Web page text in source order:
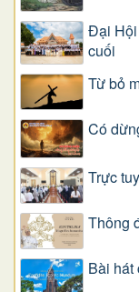
Đại Hội
cuối
Từ bỏ
Có
Trực
Thông
Bài hát